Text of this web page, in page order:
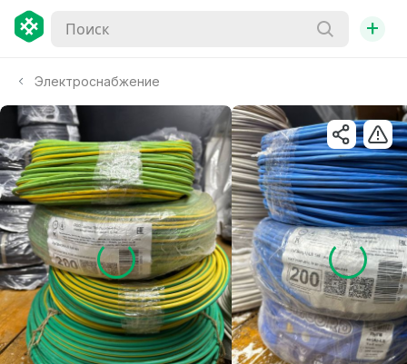
+
Электроснабжение